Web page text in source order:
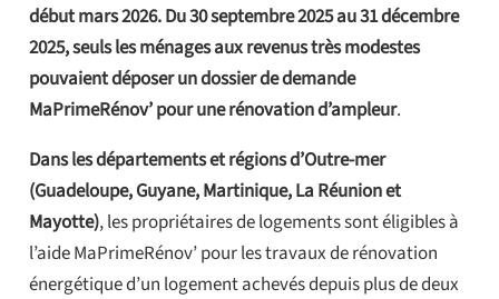
début mars 2026. Du 30 septembre 2025 au 31 décembre
2025, seuls les ménages aux revenus très modestes
pouvaient déposer un dossier de demande
MaPrimeRénov’ pour une rénovation d’ampleur.
Dans les départements et régions d’Outre-mer
(Guadeloupe, Guyane, Martinique, La Réunion et
Mayotte),les propriétaires de logements sont éligibles à
l’aide MaPrimeRénov’ pour les travaux de rénovation
énergétique d’un logement achevés depuis plus de deux